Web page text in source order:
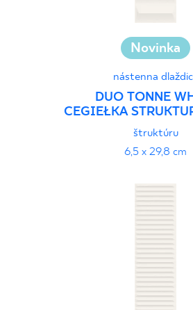
Novinka
nástenna
DUO TONNE
CEGIEŁKA
štruktúru
6,5 x 29,8 cm